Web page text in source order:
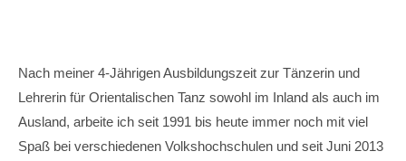
Nach meiner 4-Jährigen Ausbildungszeit zur Tänzerin und
Lehrerin für Orientalischen Tanz sowohl im Inland als auch im
Ausland, arbeite ich seit 1991 bis heute immer noch mit viel
Spaß bei verschiedenen Volkshochschulen und seit Juni 2013